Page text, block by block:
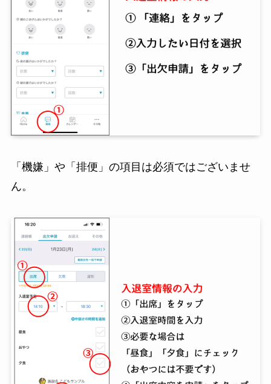
「機嫌」や「排便」の項目は必須ではございませ
ん。